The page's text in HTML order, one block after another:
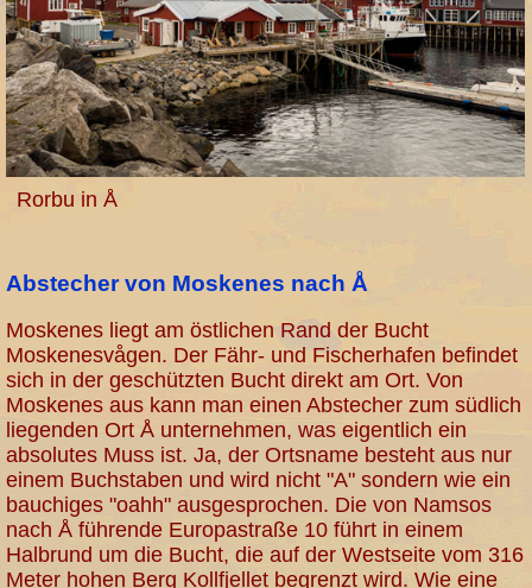
Rorbu in Å
Abstecher von Moskenes nach Å
Moskenes liegt am östlichen Rand der Bucht
Moskenesvågen. Der Fähr- und Fischerhafen befindet
sich in der geschützten Bucht direkt am Ort. Von
Moskenes aus kann man einen Abstecher zum südlich
liegenden Ort Å unternehmen, was eigentlich ein
absolutes Muss ist. Ja, der Ortsname besteht aus nur
einem Buchstaben und wird nicht "A" sondern wie ein
bauchiges "oahh" ausgesprochen. Die von Namsos
nach Å führende Europastraße 10 führt in einem
Halbrund um die Bucht, die auf der Westseite vom 316
Meter hohen Berg Kollfjellet begrenzt wird. Wie eine